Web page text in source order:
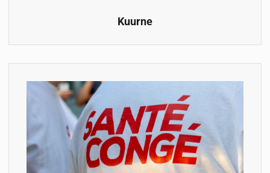
Kuurne